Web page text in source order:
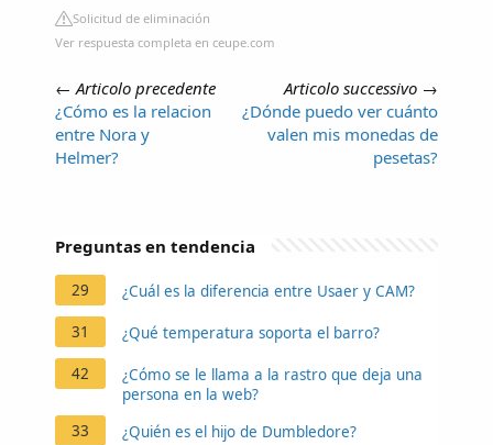
Solicitud de eliminación
Ver respuesta completa en ceupe.com
←Articolo precedente
¿Cómo es la relacion
entre Nora y
Helmer?
Articolo successivo →
¿Dónde puedo ver cuánto
valen mis monedas de
pesetas?
Preguntas en tendencia
29 ¿Cuál es la diferencia entre Usaer y CAM?
31 ¿Qué temperatura soporta el barro?
42
¿Cómo se le llama a la rastro que deja una
persona en la web?
33
¿Quién es el hijo de Dumbledore?